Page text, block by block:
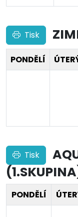
Tisk
PONDĚLÍ
Tisk
PONDĚLÍ